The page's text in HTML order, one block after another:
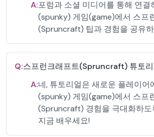
A:포럼과 소셜 미디어를 통해 연결
(spunky) 게임(game)에서 스프
(Spruncraft) 팁과 경험을 공유
Q:스프런크래프트(Spruncraft) 튜토
A:네, 튜토리얼은 새로운 플레이어
(spunky) 게임(game)에서 스프
(Spruncraft) 경험을 극대화하도
지금 배우세요!